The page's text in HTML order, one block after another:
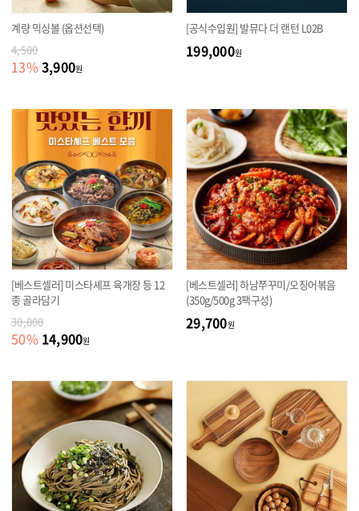
계량 믹싱볼 (옵션선택)
4,500
13% 3,900원
[공식수입원] 발뮤다 더 랜턴 L02B
199,000원
[베스트셀러] 미스타셰프 육개장 등 12
종 골라담기
30,000
50% 14,900원
[베스트셀러] 하남쭈꾸미/오징어볶음
(350g/500g 3팩구성)
29,700원